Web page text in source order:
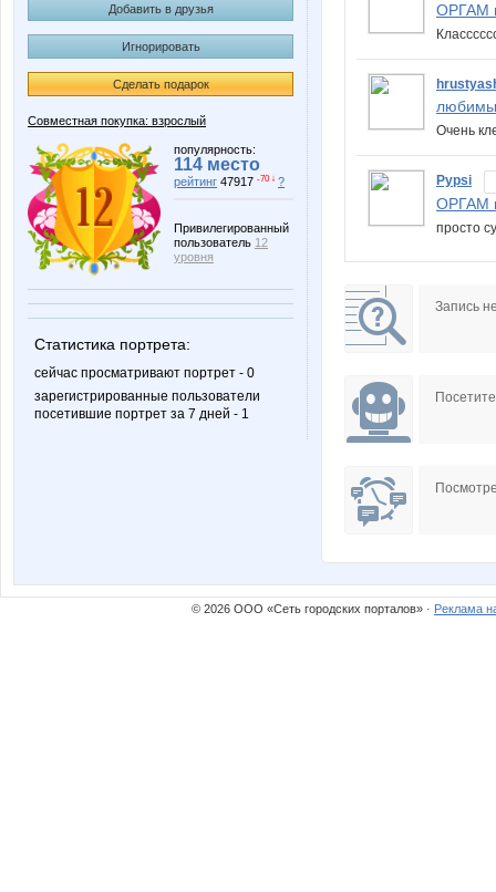
Добавить в друзья
Игнорировать
Сделать подарок
Совместная покупка: взрослый
популярность:
114 место
рейтинг 47917 -70 ↓ ?
Привилегированный
пользователь 12
уровня
Статистика портрета:
сейчас просматривают портрет - 0
зарегистрированные пользователи
посетившие портрет за 7 дней - 1
ОРГАМ
Очень
Pypsi
ОРГАМ
просто
Запись
© 2026 ООО «Сеть городских порталов» · Реклама